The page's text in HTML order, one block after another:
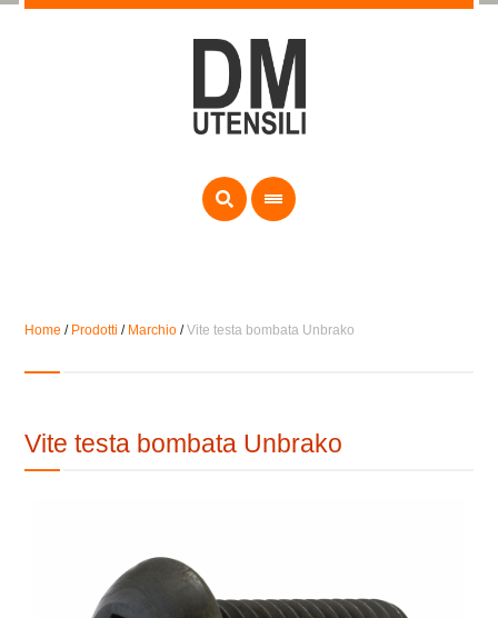
Home / Prodotti / Marchio /Vite testa bombata Unbrako
Vite testa bombata Unbrako